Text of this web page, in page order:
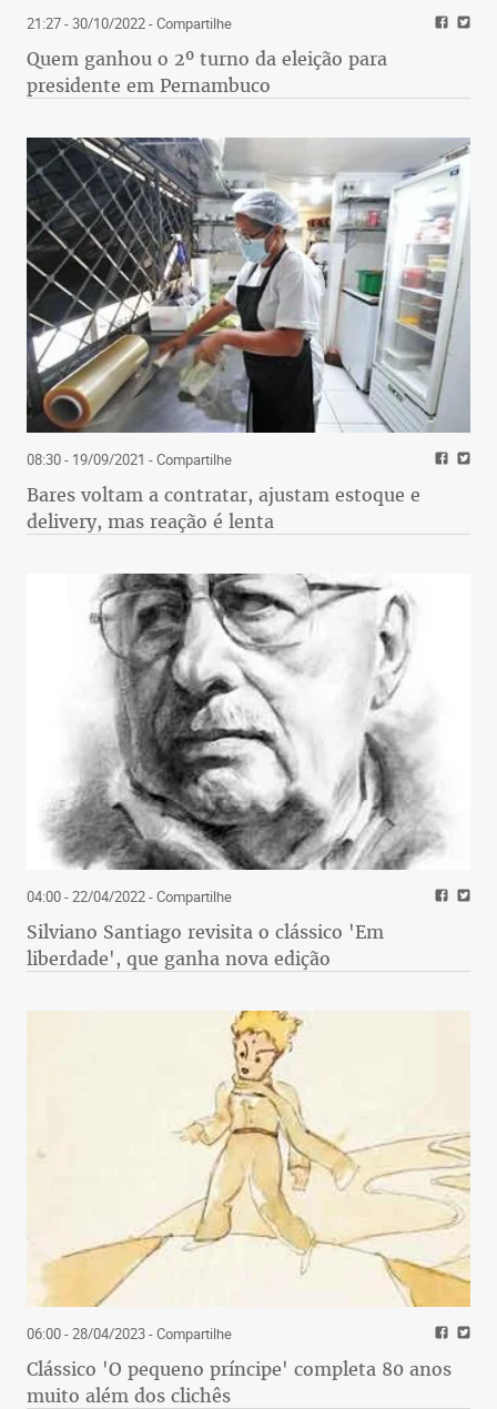
21:27 - 30/10/2022- Compartilhe
Quem ganhou o 2º turno da eleição para
presidente em Pernambuco
08:30 - 19/09/2021 - Compartilhe
Bares voltam a contratar, ajustam estoque e
delivery, mas reação é lenta
04:00 - 22/04/2022- Compartilhe
Silviano Santiago revisita o clássico 'Em
liberdade', que ganha nova edição
06:00 - 28/04/2023- Compartilhe
Clássico 'O pequeno príncipe' completa 80 anos
muito além dos clichês